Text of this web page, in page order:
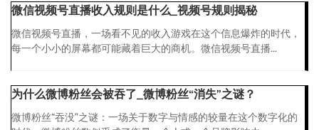
微信视频号直播收入规则是什么_视频号规则揭秘
微信视频号直播，一场看不见的收入游戏在这个信息爆炸的时代，
每一个小小的屏幕都可能藏着巨大的商机。微信视频号直播...
为什么微博粉丝会被吞了_微博粉丝“消失”之谜？
微博粉丝“吞没”之谜：一场关于数字与情感的较量在这个数字化的